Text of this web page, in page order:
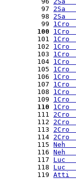
97 2Sa
98 2Sa
99 1Cro
100
1Cro
101 1Cro
102 1Cro
103 1Cro
104 1Cro
105 1Cro
106 1Cro
107 1Cro
108 1Cro
109 1Cro
110
1Cro
111 2Cro
112 2Cro
113 2Cro
114 2Cro
115 Neh
116 Neh
117 Luc
118 Luc
119 Atti